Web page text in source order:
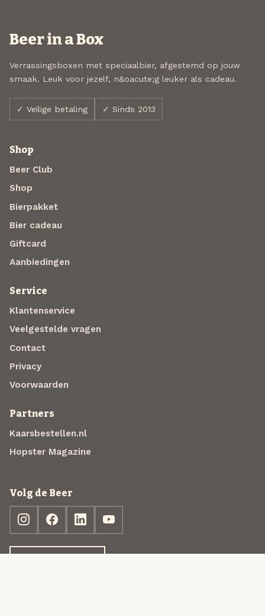
Beer in a Box
Verrassingsboxen met speciaalbier, afgestemd op jouw
smaak. Leuk voor jezelf, n&oacute;g leuker als cadeau.
✓ Veilige betaling ✓ Sinds 2013
Shop
Beer Club
Shop
Bierpakket
Bier cadeau
Giftcard
Aanbiedingen
Service
Klantenservice
Veelgestelde vragen
Contact
Privacy
Voorwaarden
Partners
Kaarsbestellen.nl
Hopster Magazine
Volg de Beer